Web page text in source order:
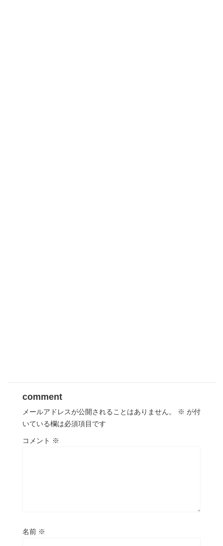
comment
メールアドレスが公開されることはありません。 ※ が付
いている欄は必須項目です
コメント ※
名前 ※